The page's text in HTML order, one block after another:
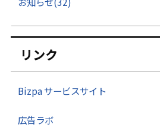
リンク
Bizpa サービスサイト
広告ラボ